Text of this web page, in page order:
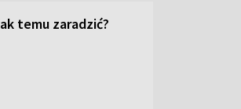
temu zaradzić?